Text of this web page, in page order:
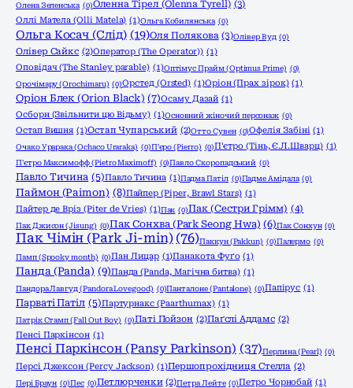
Олена Зеленська (0)Оленна Тірел (Olenna Tyrell) (3)
Оллі Матела (Olli Matela) (1)Ольга Кобилянська (0)
Ольга Косач (Слід) (19)Оля Полякова (3)Олівер Вуд (0)
Олівер Сайкс (2)Оператор (The Operator)) (1)
Оповідач (The Stanley parable) (1)Оптімус Прайм (Optimus Prime) (0)
Орочімару (Orochimaru) (0)Орстед (Orsted) (1)Оріон (Прах зірок) (1)
Оріон Блек (Orion Black) (7)Осаму Дазай (1)
Осборн (Звільнити цю Відьму) (1)Основний жіночий персонаж (0)
Остап Вишня (1)Остап Чупарський (2)Отто Сувен (0)Офелія Забіні (1)
Очако Урарака (Ochaco Uraraka) (0)П'єро (Pierro) (0)П'єтро (Тінь, Є.Л.Шварц) (1)
П'єтро Максимофф (Pietro Maximoff) (0)Павло Скоропадський (0)
Павло Тичина (5)Павло Тичина (1)Падма Патіл (0)Падме Амідала (0)
Паймон (Paimon) (8)Пайпер (Piper, Brawl Stars) (1)
Пайтер де Вріз (Piter de Vries) (1)Пак (0)Пак (Сестри Грімм) (4)
Пак Джисон (Jisung) (0)Пак Сонхва (Park Seong Hwa) (6)Пак Сонхун (0)
Пак Чімін (Park Ji-min) (76)Паккун (Pakkun) (0)Палермо (0)
Памп (Spooky month) (0)Пан Лицар (1)Панакота Фуґо (1)
Панда (Panda) (9)Панда (Panda, Магічна битва) (1)
Пандора Лавгуд (Pandora Lovegood) (0)Панталоне (Pantalone) (0)Папірус (1)
Парваті Патіл (5)Партурнакс (Paarthurnax) (1)
Патрік Стамп (Fall Out Boy) (0)Паті Пойзон (2)Паґслі Аддамс (2)
Пенсі Паркінсон (1)
Пенсі Паркінсон (Pansy Parkinson) (37)Перлина (Pearl) (0)
Персі Джексон (Percy Jackson) (1)Першопрохідниця Стелла (2)
Пері Браун (0)Пес (0)Петлюрченки (2)Петра Лейте (0)Петро Чорнобай (1)